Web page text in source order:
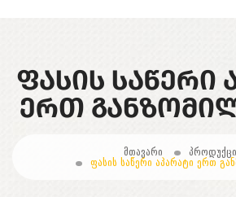
ᲤᲐᲡᲘᲡ ᲡᲐᲬᲔᲠᲘ
ᲔᲠᲗ
მთავარი
ფასის საწერი აპარატი ერთ